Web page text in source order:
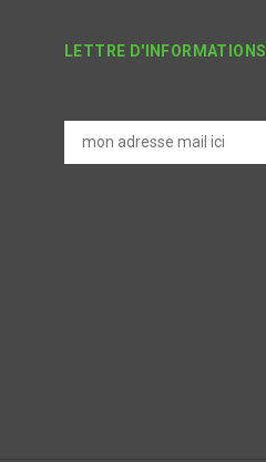
LETTRE D'INFORMATIONS